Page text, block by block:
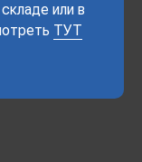
или в
ТУТ